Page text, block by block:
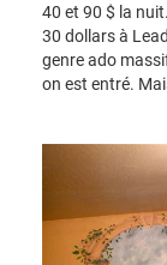
40 et 90 $ la
30 dollars à
genre ado
on est entré.